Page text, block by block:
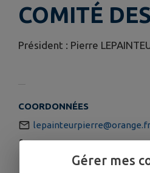
COMITÉ
Président : Pierre
COORDONNÉES
lepainteurpierre@orange.fr
06.87.15.59.32
Gérer mes